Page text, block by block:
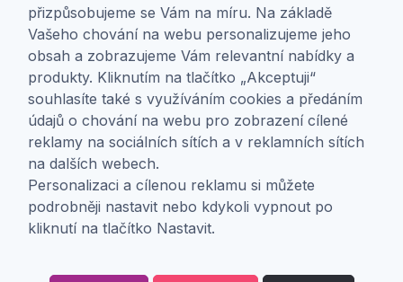
Zákaznická péče
Doprava a platba
Obchodní podmínky
Ochrana osobních údajů
Nastavení soukromí
O nás
přizpůsobujeme se Vám na míru. Na základě
Vašeho chování na webu personalizujeme jeho
obsah a zobrazujeme Vám relevantní nabídky a
produkty. Kliknutím na tlačítko „Akceptuji“
souhlasíte také s využíváním cookies a předáním
údajů o chování na webu pro zobrazení cílené
reklamy na sociálních sítích a v reklamních sítích
na dalších webech.
Personalizaci a cílenou reklamu si můžete
podrobněji nastavit nebo kdykoli vypnout po
kliknutí na tlačítko Nastavit.